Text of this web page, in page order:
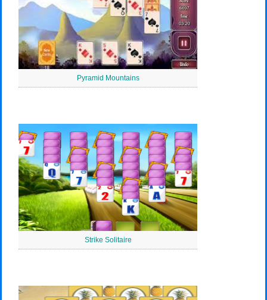
Pyramid Mountains
Strike Solitaire